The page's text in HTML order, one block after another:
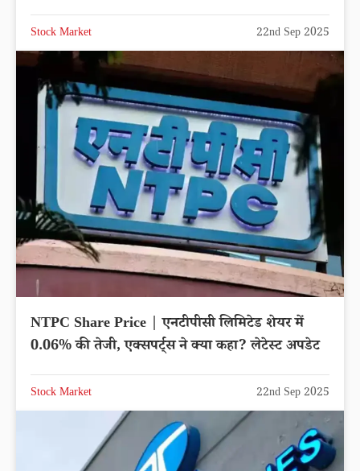
Stock Market 22nd Sep 2025
NTPC Share Price | एनटीपीसी लिमिटेड शेयर में
0.06% की तेजी, एक्सपर्ट्स ने क्या कहा? लेटेस्ट अपडेट
Stock Market 22nd Sep 2025